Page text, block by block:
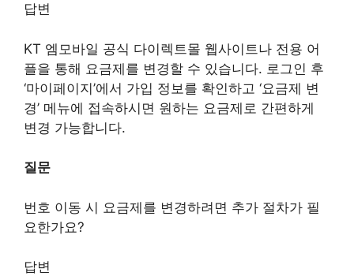
답변
KT 엠모바일 공식 다이렉트몰 웹사이트나 전용 어
플을 통해 요금제를 변경할 수 있습니다. 로그인 후
‘마이페이지’에서 가입 정보를 확인하고 ‘요금제 변
경’ 메뉴에 접속하시면 원하는 요금제로 간편하게
변경 가능합니다.
질문
번호 이동 시 요금제를 변경하려면 추가 절차가 필
요한가요?
답변